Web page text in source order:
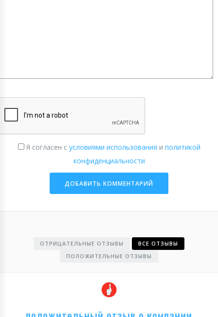
Я согласен с условиями использования и политикой
конфиденциальности
ОТРИЦАТЕЛЬНЫЕ ОТЗЫВЫ
ВСЕ ОТЗЫВЫ
ПОЛОЖИТЕЛЬНЫЕ ОТЗЫВЫ